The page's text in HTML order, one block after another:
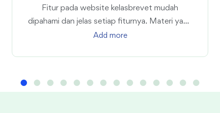
Fitur pada website kelasbrevet mudah
dipahami dan jelas setiap fiturnya. Materi yang
disajikan sudah sangat cukup dan sangat
memahami soal, karena soalnya agak tricky jika
Add more